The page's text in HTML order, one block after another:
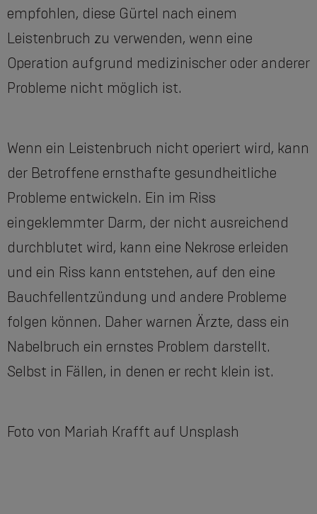
empfohlen, diese Gürtel nach einem
Leistenbruch zu verwenden, wenn eine
Operation aufgrund medizinischer oder anderer
Probleme nicht möglich ist.
Wenn ein Leistenbruch nicht operiert wird, kann
der Betroffene ernsthafte gesundheitliche
Probleme entwickeln. Ein im Riss
eingeklemmter Darm, der nicht ausreichend
durchblutet wird, kann eine Nekrose erleiden
und ein Riss kann entstehen, auf den eine
Bauchfellentzündung und andere Probleme
folgen können. Daher warnen Ärzte, dass ein
Nabelbruch ein ernstes Problem darstellt.
Selbst in Fällen, in denen er recht klein ist.
Foto von Mariah Krafft auf Unsplash